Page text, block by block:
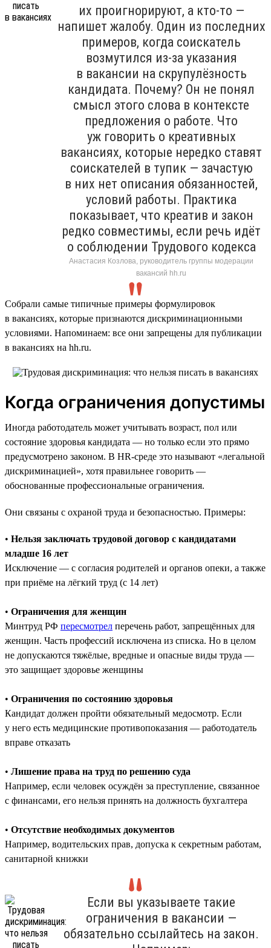
их проигнорируют, а кто-то —
напишет жалобу. Один из последних
примеров, когда соискатель
возмутился из-за указания
в вакансии на скрупулёзность
кандидата. Почему? Он не понял
смысл этого слова в контексте
предложения о работе. Что
уж говорить о креативных
вакансиях, которые нередко ставят
соискателей в тупик — зачастую
в них нет описания обязанностей,
условий работы. Практика
показывает, что креатив и закон
редко совместимы, если речь идёт
о соблюдении Трудового кодекса
Анастасия Козлова, руководитель группы модерации
вакансий hh.ru
Собрали самые типичные примеры формулировок
в вакансиях, которые признаются дискриминационными
условиями. Напоминаем: все они запрещены для публикации
в вакансиях на hh.ru.
Когда ограничения допустимы
Иногда работодатель может учитывать возраст, пол или
состояние здоровья кандидата — но только если это прямо
предусмотрено законом. В HR-среде это называют «легальной
дискриминацией», хотя правильнее говорить —
обоснованные профессиональные ограничения.
Они связаны с охраной труда и безопасностью. Примеры:
• Нельзя заключать трудовой договор с кандидатами
младше 16 лет
Исключение — с согласия родителей и органов опеки, а также
при приёме на лёгкий труд (с 14 лет)
• Ограничения для женщин
Минтруд РФ пересмотрел перечень работ, запрещённых для
женщин. Часть профессий исключена из списка. Но в целом
не допускаются тяжёлые, вредные и опасные виды труда —
это защищает здоровье женщины
• Ограничения по состоянию здоровья
Кандидат должен пройти обязательный медосмотр. Если
у него есть медицинские противопоказания — работодатель
вправе отказать
• Лишение права на труд по решению суда
Например, если человек осуждён за преступление, связанное
с финансами, его нельзя принять на должность бухгалтера
• Отсутствие необходимых документов
Например, водительских прав, допуска к секретным работам,
санитарной книжки
Если вы указываете такие
ограничения в вакансии —
обязательно ссылайтесь на закон.